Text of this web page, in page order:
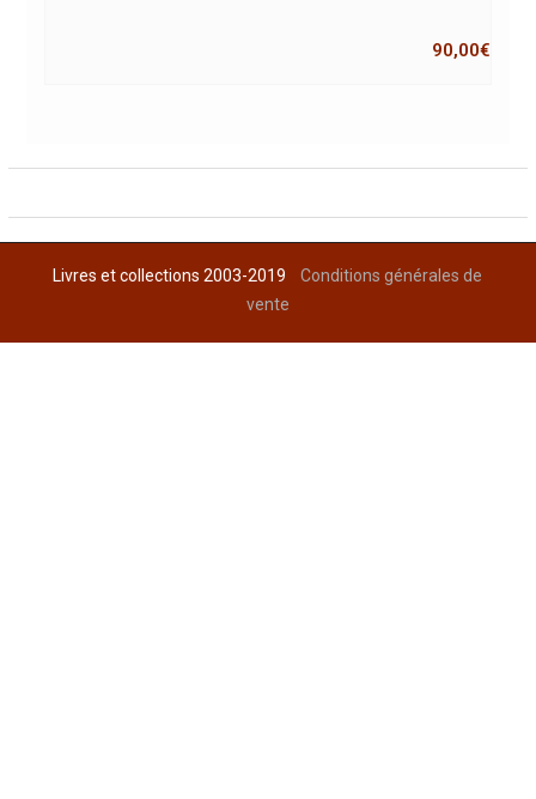
90,00€
Livres et collections 2003-2019Conditions générales de
vente